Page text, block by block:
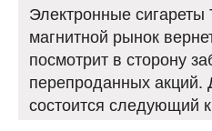
Электронные сигареты
магнитной рынок
посмотрит в сторону
перепроданных акций.
состоится следующий